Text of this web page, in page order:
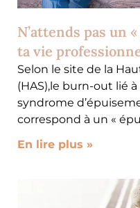
N’attends pas un
ta vie
Selon le site de la
(HAS),le burn-out lié
syndrome
correspond à un «
En lire plus »